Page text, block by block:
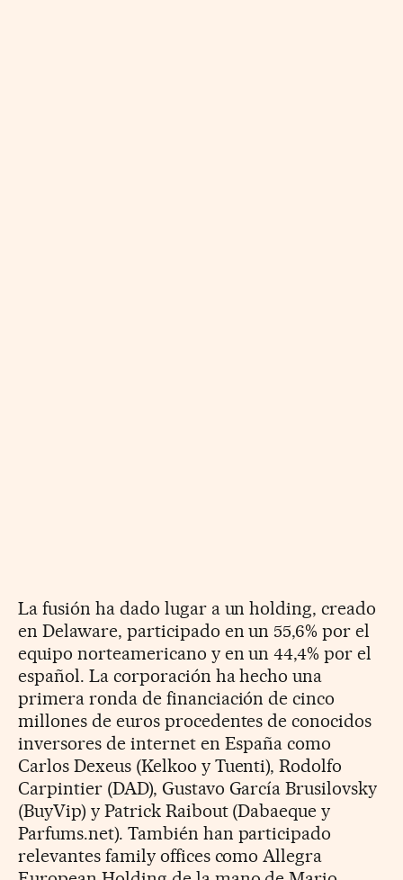
La fusión ha dado lugar a un holding, creado
en Delaware, participado en un 55,6% por el
equipo norteamericano y en un 44,4% por el
español. La corporación ha hecho una
primera ronda de financiación de cinco
millones de euros procedentes de conocidos
inversores de internet en España como
Carlos Dexeus (Kelkoo y Tuenti), Rodolfo
Carpintier (DAD), Gustavo García Brusilovsky
(BuyVip) y Patrick Raibout (Dabaeque y
Parfums.net). También han participado
relevantes family offices como Allegra